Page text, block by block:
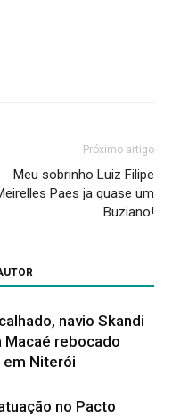
Próximo artigo
Meu sobrinho Luiz Filipe
Paes ja quase um
Buziano!
navio Skandi
Macaé rebocado
em Niterói
no Pacto